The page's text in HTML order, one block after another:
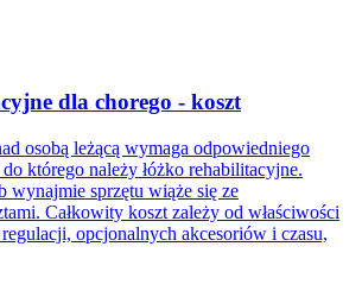
dla chorego - koszt
osobą leżącą wymaga odpowiedniego
którego należy łóżko rehabilitacyjne.
wynajmie sprzętu wiąże się ze
Całkowity koszt zależy od właściwości
opcjonalnych akcesoriów i czasu,